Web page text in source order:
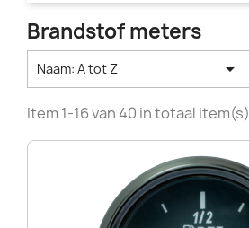
Brandstof meters
Naam: A tot Z 
Item 1-16 van 40 in totaal item(s)